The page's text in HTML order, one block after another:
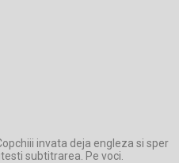
invata deja engleza si sper
subtitrarea. Pe voci.